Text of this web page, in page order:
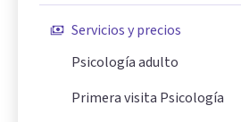
Servicios y precios
Psicología adulto
Primera visita Psicología